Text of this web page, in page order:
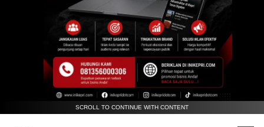
SCROLL TO CONTINUE WITH CONTENT